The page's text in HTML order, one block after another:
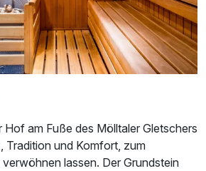
am Fuße des Mölltaler Gletschers
Tradition und Komfort, zum
lassen. Der Grundstein